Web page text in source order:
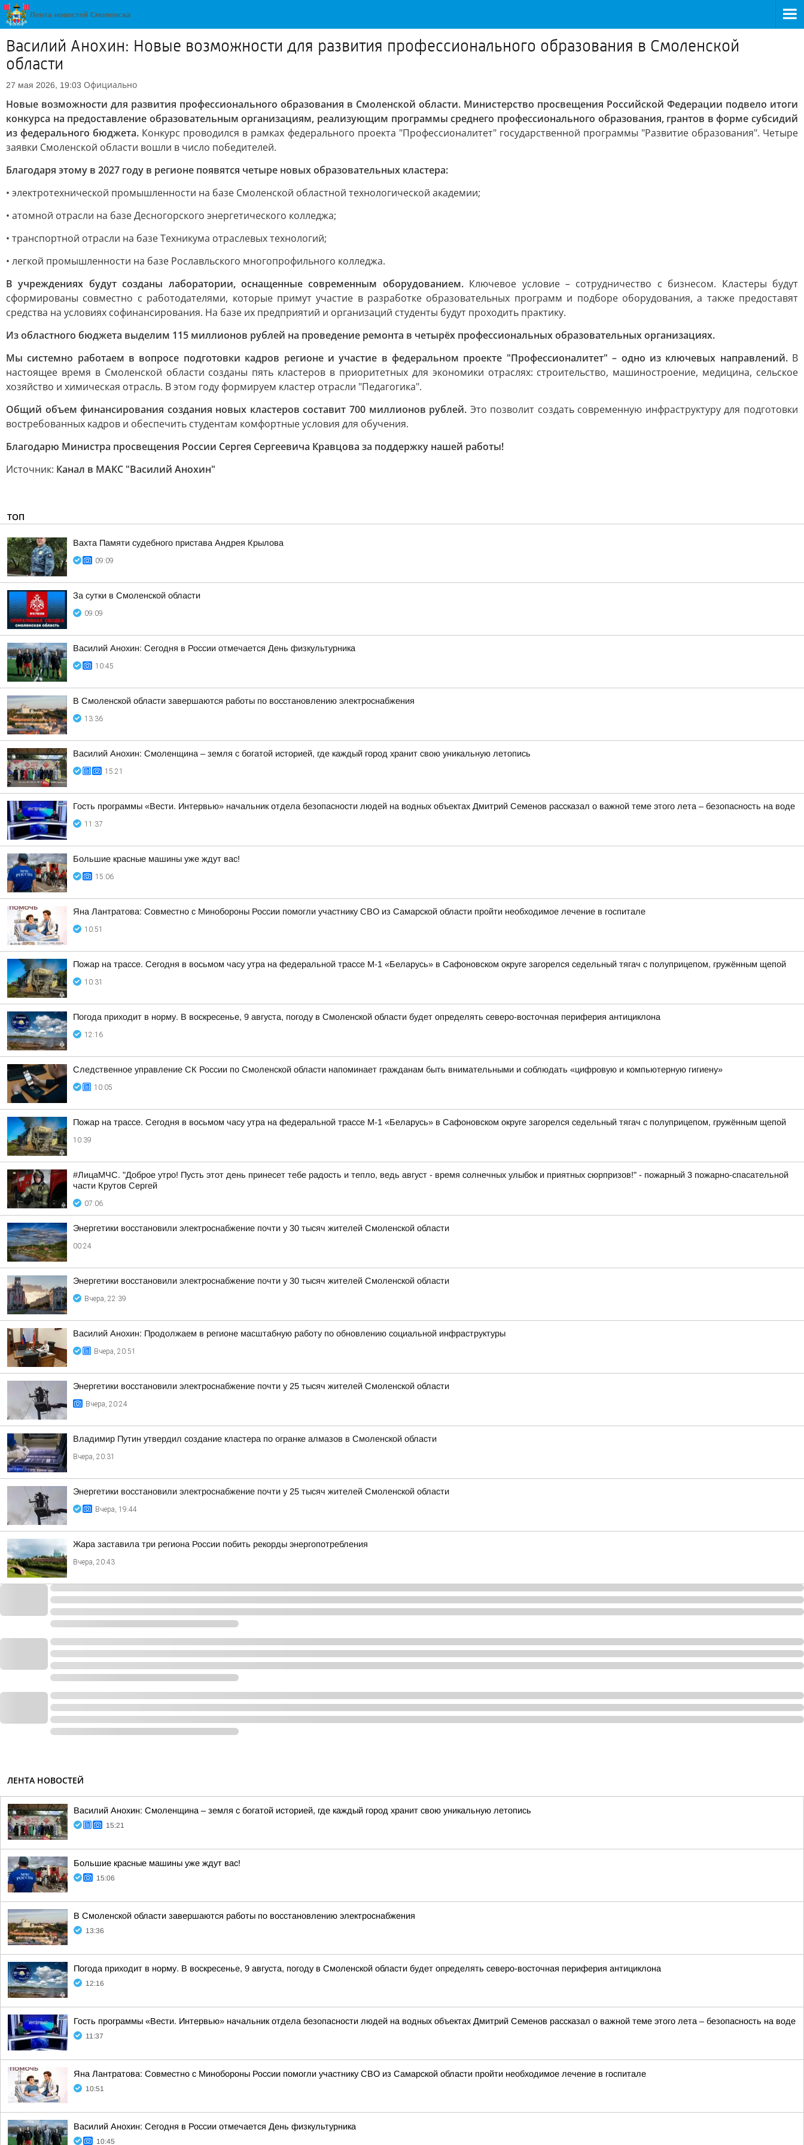
Василий Анохин: Новые возможности для развития профессионального образования в Смоленской
области
27 мая 2026, 19:03 Официально
Новые возможности для развития профессионального образования в Смоленской области. Министерство просвещения Российской Федерации подвело итоги
конкурса на предоставление образовательным организациям, реализующим программы среднего профессионального образования, грантов в форме субсидий
из федерального бюджета. Конкурс проводился в рамках федерального проекта "Профессионалитет" государственной программы "Развитие образования". Четыре
заявки Смоленской области вошли в число победителей.
Благодаря этому в 2027 году в регионе появятся четыре новых образовательных кластера:
• электротехнической промышленности на базе Смоленской областной технологической академии;
• атомной отрасли на базе Десногорского энергетического колледжа;
• транспортной отрасли на базе Техникума отраслевых технологий;
• легкой промышленности на базе Рославльского многопрофильного колледжа.
В учреждениях будут созданы лаборатории, оснащенные современным оборудованием. Ключевое условие – сотрудничество с бизнесом. Кластеры будут
сформированы совместно с работодателями, которые примут участие в разработке образовательных программ и подборе оборудования, а также предоставят
средства на условиях софинансирования. На базе их предприятий и организаций студенты будут проходить практику.
Из областного бюджета выделим 115 миллионов рублей на проведение ремонта в четырёх профессиональных образовательных организациях.
Мы системно работаем в вопросе подготовки кадров регионе и участие в федеральном проекте "Профессионалитет" – одно из ключевых направлений.В
настоящее время в Смоленской области созданы пять кластеров в приоритетных для экономики отраслях: строительство, машиностроение, медицина, сельское
хозяйство и химическая отрасль. В этом году формируем кластер отрасли "Педагогика".
Общий объем финансирования создания новых кластеров составит 700 миллионов рублей. Это позволит создать современную инфраструктуру для подготовки
востребованных кадров и обеспечить студентам комфортные условия для обучения.
Благодарю Министра просвещения России Сергея Сергеевича Кравцова за поддержку нашей работы!
Источник: Канал в МАКС "Василий Анохин"
ТОП
Вахта Памяти судебного пристава Андрея Крылова
09:09
За сутки в Смоленской области
09:09
Василий Анохин: Сегодня в России отмечается День физкультурника
10:45
В Смоленской области завершаются работы по восстановлению электроснабжения
13:36
Василий Анохин: Смоленщина – земля с богатой историей, где каждый город хранит свою уникальную летопись
15:21
Гость программы «Вести. Интервью» начальник отдела безопасности людей на водных объектах Дмитрий Семенов рассказал о важной теме этого лета – безопасность на воде
11:37
Большие красные машины уже ждут вас!
15:06
Яна Лантратова: Совместно с Минобороны России помогли участнику СВО из Самарской области пройти необходимое лечение в госпитале
10:51
Пожар на трассе. Сегодня в восьмом часу утра на федеральной трассе М-1 «Беларусь» в Сафоновском округе загорелся седельный тягач с полуприцепом, гружённым щепой
10:31
Погода приходит в норму. В воскресенье, 9 августа, погоду в Смоленской области будет определять северо-восточная периферия антициклона
12:16
Следственное управление СК России по Смоленской области напоминает гражданам быть внимательными и соблюдать «цифровую и компьютерную гигиену»
10:05
Пожар на трассе. Сегодня в восьмом часу утра на федеральной трассе М-1 «Беларусь» в Сафоновском округе загорелся седельный тягач с полуприцепом, гружённым щепой
10:39
#ЛицаМЧС. "Доброе утро! Пусть этот день принесет тебе радость и тепло, ведь август - время солнечных улыбок и приятных сюрпризов!" - пожарный 3 пожарно-спасательной
части Крутов Сергей
07:06
Энергетики восстановили электроснабжение почти у 30 тысяч жителей Смоленской области
00:24
Энергетики восстановили электроснабжение почти у 30 тысяч жителей Смоленской области
Вчера, 22:39
Василий Анохин: Продолжаем в регионе масштабную работу по обновлению социальной инфраструктуры
Вчера, 20:51
Энергетики восстановили электроснабжение почти у 25 тысяч жителей Смоленской области
Вчера, 20:24
Владимир Путин утвердил создание кластера по огранке алмазов в Смоленской области
Вчера, 20:31
Энергетики восстановили электроснабжение почти у 25 тысяч жителей Смоленской области
Вчера, 19:44
Жара заставила три региона России побить рекорды энергопотребления
Вчера, 20:43
ЛЕНТА НОВОСТЕЙ
Василий Анохин: Смоленщина – земля с богатой историей, где каждый город хранит свою уникальную летопись
15:21
Большие красные машины уже ждут вас!
15:06
В Смоленской области завершаются работы по восстановлению электроснабжения
13:36
Погода приходит в норму. В воскресенье, 9 августа, погоду в Смоленской области будет определять северо-восточная периферия антициклона
12:16
Гость программы «Вести. Интервью» начальник отдела безопасности людей на водных объектах Дмитрий Семенов рассказал о важной теме этого лета – безопасность на воде
11:37
Яна Лантратова: Совместно с Минобороны России помогли участнику СВО из Самарской области пройти необходимое лечение в госпитале
10:51
Василий Анохин: Сегодня в России отмечается День физкультурника
10:45